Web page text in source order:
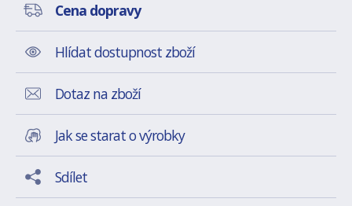
Cena dopravy
Hlídat dostupnost zboží
Dotaz na zboží
Jak se starat o výrobky
Sdílet